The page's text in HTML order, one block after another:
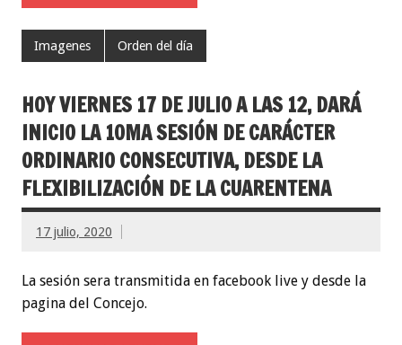
Imagenes Orden del día
HOY VIERNES 17 DE JULIO A LAS 12, DARÁ
INICIO LA 10MA SESIÓN DE CARÁCTER
ORDINARIO CONSECUTIVA, DESDE LA
FLEXIBILIZACIÓN DE LA CUARENTENA
17 julio, 2020
La sesión sera transmitida en facebook live y desde la
pagina del Concejo.